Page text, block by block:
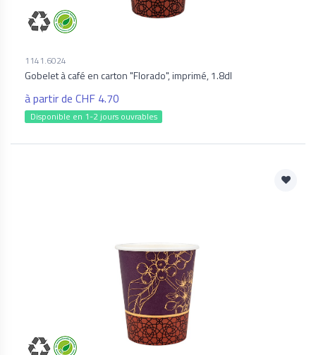
1141.6024
Gobelet à café en carton "Florado", imprimé, 1.8dl
à partir de CHF 4.70
Disponible en 1-2 jours ouvrables